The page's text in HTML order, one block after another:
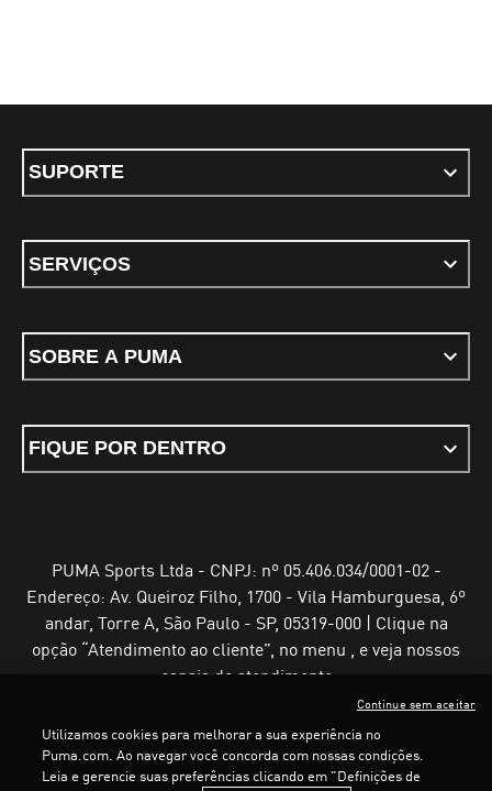
SUPORTE
SERVIÇOS
SOBRE A PUMA
FIQUE POR DENTRO
PUMA Sports Ltda - CNPJ: nº 05.406.034/0001-02 -
Endereço: Av. Queiroz Filho, 1700 - Vila Hamburguesa, 6º
andar, Torre A, São Paulo - SP, 05319-000 | Clique na
opção “Atendimento ao cliente”, no menu , e veja nossos
canais de atendimento
Termos e Condições de UsoPolítica de Privacidade
Utilizamos cookies para melhorar a sua experiência no
Puma.com. Ao navegar você concorda com nossas condições.
Leia e gerencie suas preferências clicando em "Definições de
Continue sem aceitar